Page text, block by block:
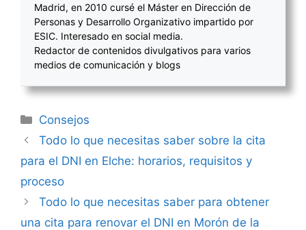
Madrid, en 2010 cursé el Máster en Dirección de
Personas y Desarrollo Organizativo impartido por
ESIC. Interesado en social media.
Redactor de contenidos divulgativos para varios
medios de comunicación y blogs
Categorías
Consejos
Navegación
entradas
Todo lo que necesitas saber sobre la cita
para el DNI en Elche: horarios, requisitos y
proceso
Todo lo que necesitas saber para obtener
una cita para renovar el DNI en Morón de la